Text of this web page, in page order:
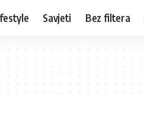
Savjeti Bez filtera